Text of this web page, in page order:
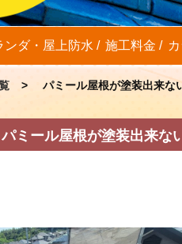
ンダ・屋上防水 施工料金
パミール屋根が塗装出来な
パミール屋根が塗装出来な